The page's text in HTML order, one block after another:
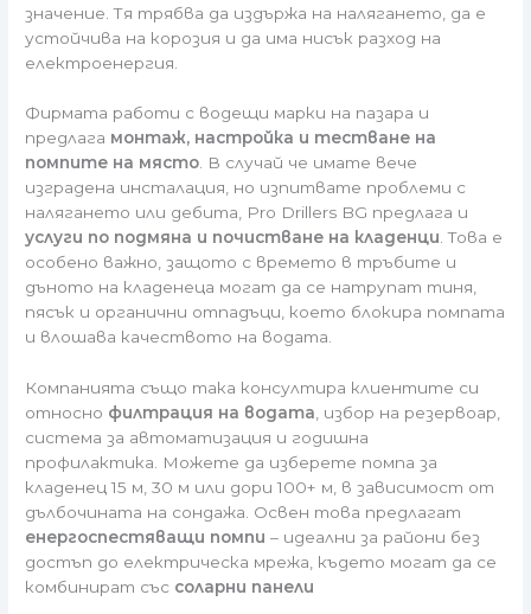
значение. Тя трябва да издържа на налягането, да е
устойчива на корозия и да има нисък разход на
електроенергия.
Фирмата работи с водещи марки на пазара и
предлага монтаж, настройка и тестване на
помпите на място. В случай че имате вече
изградена инсталация, но изпитвате проблеми с
налягането или дебита, Pro Drillers BG предлага и
услуги по подмяна и почистване на кладенци. Това е
особено важно, защото с времето в тръбите и
дъното на кладенеца могат да се натрупат тиня,
пясък и органични отпадъци, което блокира помпата
и влошава качеството на водата.
Компанията също така консултира клиентите си
относно филтрация на водата, избор на резервоар,
система за автоматизация и годишна
профилактика. Можете да изберете помпа за
кладенец 15 м, 30 м или дори 100+ м, в зависимост от
дълбочината на сондажа. Освен това предлагат
енергоспестяващи помпи – идеални за райони без
достъп до електрическа мрежа, където могат да се
комбинират със соларни панели